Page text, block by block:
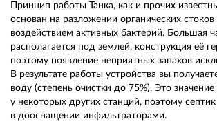
Принцип работы Танка, как и прочих
основан на разложении органических
воздействием активных бактерий. Большая
располагается под землей, конструкция её
поэтому появление неприятных запахов
В результате работы устройства вы
воду (степень очистки до 75%). Это
у некоторых других станций, поэтому
в дооснащении инфильтраторами.